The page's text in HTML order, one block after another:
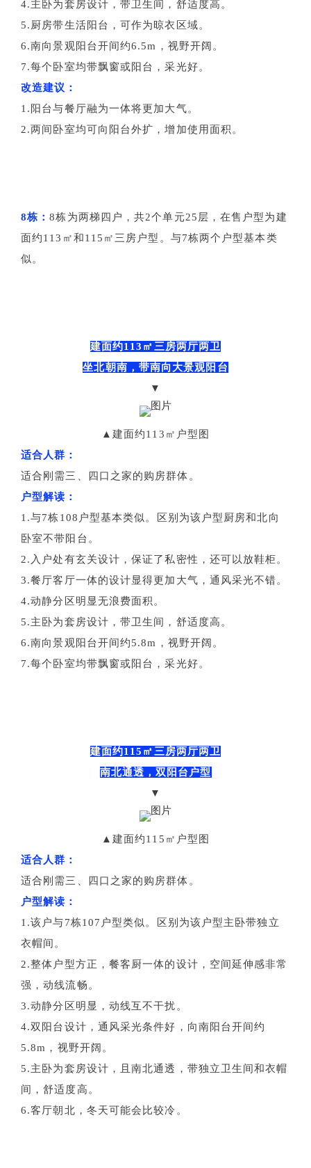
4.主卧为套房设计，带卫生间，舒适度高。
5.厨房带生活阳台，可作为晾衣区域。
6.南向景观阳台开间约6.5m，视野开阔。
7.每个卧室均带飘窗或阳台，采光好。
改造建议：
1.阳台与餐厅融为一体将更加大气。
2.两间卧室均可向阳台外扩，增加使用面积。
8栋：8栋为两梯四户，共2个单元25层，在售户型为建
面约113㎡和115㎡三房户型。与7栋两个户型基本类
似。
建面约113㎡三房两厅两卫
坐北朝南，带南向大景观阳台
▼
▲建面约113㎡户型图
适合人群：
适合刚需三、四口之家的购房群体。
户型解读：
1.与7栋108户型基本类似。区别为该户型厨房和北向
卧室不带阳台。
2. 入户处有玄关设计，保证了私密性，还可以放鞋柜。
3.餐厅客厅一体的设计显得更加大气，通风采光不错。
4.动静分区明显无浪费面积。
5.主卧为套房设计，带卫生间，舒适度高。
6.南向景观阳台开间约5.8m，视野开阔。
7.每个卧室均带飘窗或阳台，采光好。
建面约115㎡三房两厅两卫
南北通透，双阳台户型
▼
▲建面约115㎡户型图
适合人群：
适合刚需三、四口之家的购房群体。
户型解读：
1.该户与7栋107户型类似。区别为该户型主卧带独立
衣帽间。
2.整体户型方正，餐客厨一体的设计，空间延伸感非常
强，动线流畅。
3.动静分区明显，动线互不干扰。
4.双阳台设计，通风采光条件好，向南阳台开间约
5.8m，视野开阔。
5.主卧为套房设计，且南北通透，带独立卫生间和衣帽
间，舒适度高。
6.客厅朝北，冬天可能会比较冷。